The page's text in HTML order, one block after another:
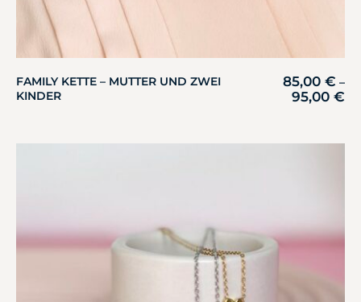
FAMILY KETTE – MUTTER UND ZWEI
KINDER
85,00 € –
95,00 €